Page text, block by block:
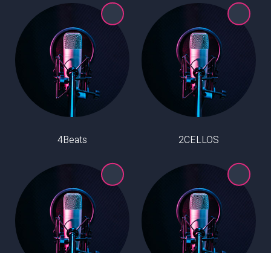
2CELLOS
4Beats